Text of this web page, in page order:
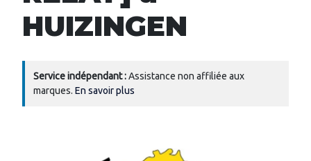
HUIZINGEN
Service indépendant :Assistance non affiliée aux
marques. En savoir plus